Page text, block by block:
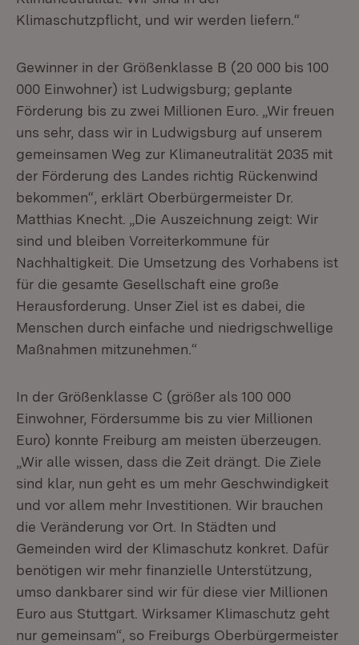
Klimaschutzpflicht, und wir werden liefern.“
Gewinner in der Größenklasse B (20 000 bis 100
000 Einwohner) ist Ludwigsburg; geplante
Förderung bis zu zwei Millionen Euro. „Wir freuen
uns sehr, dass wir in Ludwigsburg auf unserem
gemeinsamen Weg zur Klimaneutralität 2035 mit
der Förderung des Landes richtig Rückenwind
bekommen“, erklärt Oberbürgermeister Dr.
Matthias Knecht. „Die Auszeichnung zeigt: Wir
sind und bleiben Vorreiterkommune für
Nachhaltigkeit. Die Umsetzung des Vorhabens ist
für die gesamte Gesellschaft eine große
Herausforderung. Unser Ziel ist es dabei, die
Menschen durch einfache und niedrigschwellige
Maßnahmen mitzunehmen.“
In der Größenklasse C (größer als 100 000
Einwohner, Fördersumme bis zu vier Millionen
Euro) konnte Freiburg am meisten überzeugen.
„Wir alle wissen, dass die Zeit drängt. Die Ziele
sind klar, nun geht es um mehr Geschwindigkeit
und vor allem mehr Investitionen. Wir brauchen
die Veränderung vor Ort. In Städten und
Gemeinden wird der Klimaschutz konkret. Dafür
benötigen wir mehr finanzielle Unterstützung,
umso dankbarer sind wir für diese vier Millionen
Euro aus Stuttgart. Wirksamer Klimaschutz geht
nur gemeinsam“, so Freiburgs Oberbürgermeister